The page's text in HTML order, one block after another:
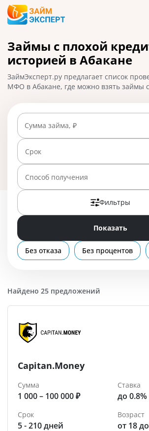
Карты
Кредиты
Ипотека
Вклады
Бизнес
Банки
Абакан
Займы с плохой
историей в Абакане
ЗаймЭксперт.ру предлагает список
МФО в Абакане, где можно взять займы
вариант, оформите заявку на
получите решение в течение часа. На
доступно 25 предложений со ставкой от
Сумма займа, ₽
Срок
Способ получения
Фильтры
Показать
Без отказа Без процентов
Найдено 25 предложений
Capitan.Money
Сумма
1 000 – 100 000 ₽
Ставка
до 0.8%
Срок
5 - 210 дней
Возраст
от 18